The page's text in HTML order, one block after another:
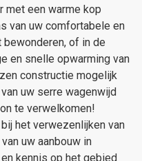
met een warme kop
van uw comfortabele en
of in de
en snelle opwarming van
constructie mogelijk
uw serre wagenwijd
te verwelkomen!
het verwezenlijken van
uw aanbouw in
kennis op het gebied